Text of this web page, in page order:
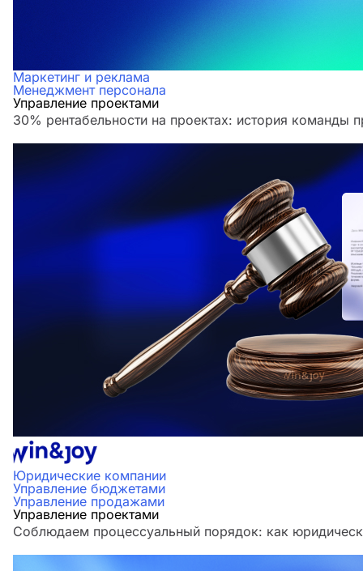
Маркетинг и реклама
Менеджмент персонала
Управление проектами
30% рентабельности на проектах: история команды
Юридические компании
Управление бюджетами
Управление продажами
Управление проектами
Соблюдаем процессуальный порядок: как